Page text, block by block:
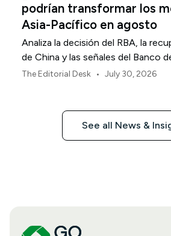
podrían transformar los
Asia-Pacífico en agosto
Analiza la decisión del RBA, la
de China y las señales del Banco
están definiendo los mercados, las
The Editorial Desk • July 30, 2026
See all News &